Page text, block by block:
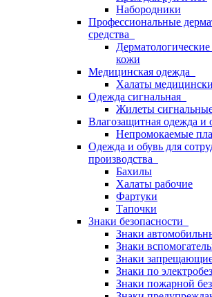
Набородники
Профессиональные
средства
кожи
Медицинская одежда
Халаты
Одежда сигнальная
Жилеты
Влагозащитная одежда и
Непромокаемые
Одежда и обувь для
производства
Бахилы
Халаты рабочие
Фартуки
Тапочки
Знаки безопасности
Знаки
Знаки
Знаки
Знаки по
Знаки пожарной